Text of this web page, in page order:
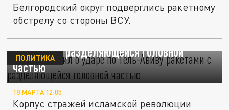
Белгородский округ подверглись ракетному
обстрелу со стороны ВСУ.
КСИР объявил о ударе по Тель-Авиву
ракетами с разделяющейся головной
частью
ПОЛИТИКА
18 МАРТА 12:05
Корпус стражей исламской революции